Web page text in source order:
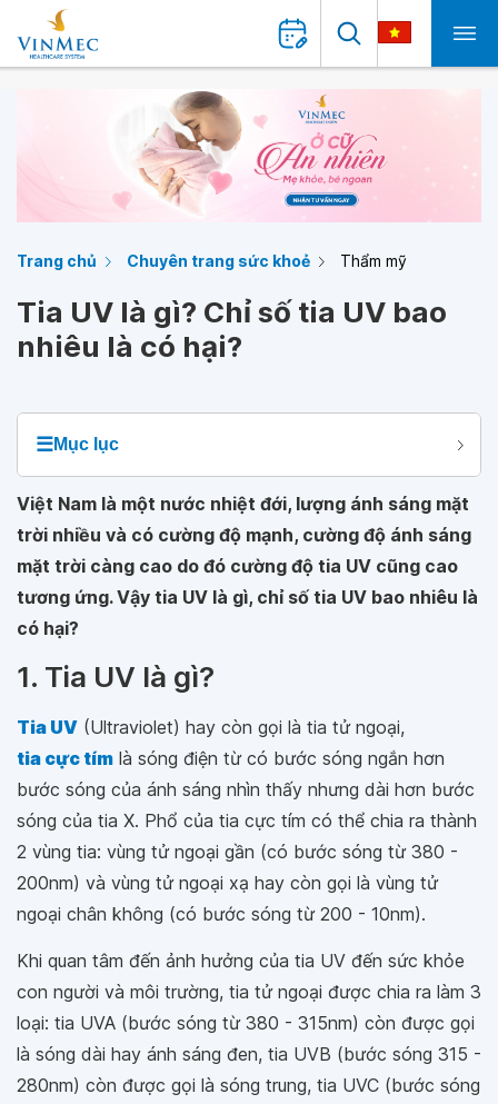
Trang chủ Chuyên trang sức khoẻ Thẩm mỹ
Tia UV là gì? Chỉ số tia UV bao
nhiêu là có hại?
☰Mục lục
Việt Nam là một nước nhiệt đới, lượng ánh sáng mặt
trời nhiều và có cường độ mạnh, cường độ ánh sáng
mặt trời càng cao do đó cường độ tia UV cũng cao
tương ứng. Vậy tia UV là gì, chỉ số tia UV bao nhiêu là
có hại?
1. Tia UV là gì?
Tia UV (Ultraviolet) hay còn gọi là tia tử ngoại,
tia cực tím là sóng điện từ có bước sóng ngắn hơn
bước sóng của ánh sáng nhìn thấy nhưng dài hơn bước
sóng của tia X. Phổ của tia cực tím có thể chia ra thành
2 vùng tia: vùng tử ngoại gần (có bước sóng từ 380 -
200nm) và vùng tử ngoại xạ hay còn gọi là vùng tử
ngoại chân không (có bước sóng từ 200 - 10nm).
Khi quan tâm đến ảnh hưởng của tia UV đến sức khỏe
con người và môi trường, tia tử ngoại được chia ra làm 3
loại: tia UVA (bước sóng từ 380 - 315nm) còn được gọi
là sóng dài hay ánh sáng đen, tia UVB (bước sóng 315 -
280nm) còn được gọi là sóng trung, tia UVC (bước sóng